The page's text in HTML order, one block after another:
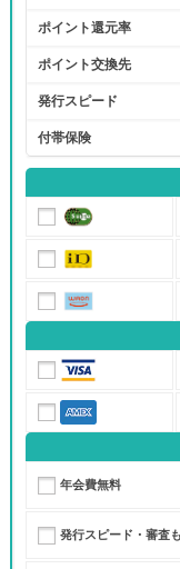
ポイント還元率
ポイント交換先
発行スピード
付帯保険
年会費無料
発行スピード・審査